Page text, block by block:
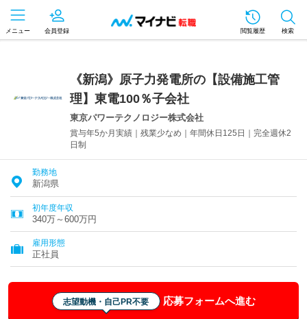
メニュー 会員登録 閲覧履歴 検索
《新潟》原子力発電所の【設備施工管
理】東電100％子会社
東京パワーテクノロジー株式会社
賞与年5か月実績｜残業少なめ｜年間休日125日｜完全週休2
日制
勤務地
新潟県
初年度年収
340万～600万円
雇用形態
正社員
志望動機・自己PR不要 応募フォームへ進む